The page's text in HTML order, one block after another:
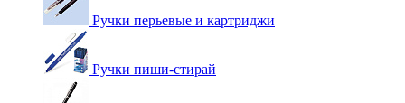
Ручки перьевые и картриджи
Ручки пиши-стирай